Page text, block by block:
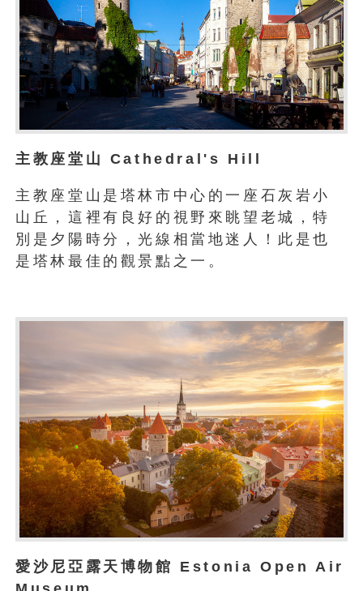
主教座堂山 Cathedral's Hill
主教座堂山是塔林市中心的一座石灰岩小
山丘，這裡有良好的視野來眺望老城，特
別是夕陽時分，光線相當地迷人！此是也
是塔林最佳的觀景點之一。
愛沙尼亞露天博物館 Estonia Open Air